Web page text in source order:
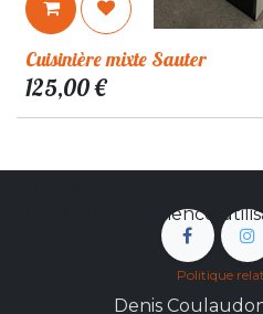
Cuisinière mixte Sauter
125,00€
Denis
meilleure expérience
Politique